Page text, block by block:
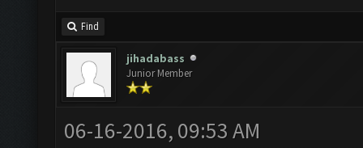
Find
jihadabass
Junior Member
06-16-2016, 09:53 AM